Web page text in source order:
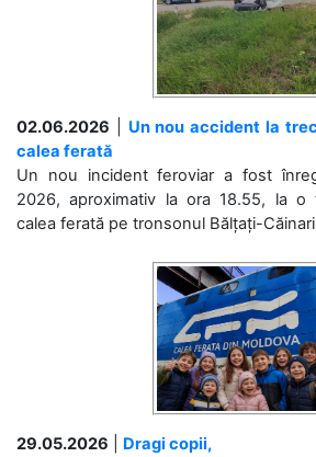
02.06.2026
Un nou accident la
calea ferată
Un nou incident feroviar a fost
2026, aproximativ la ora 18.55, la o
calea ferată pe tronsonul Bălțați-
29.05.2026
Dragi copii,